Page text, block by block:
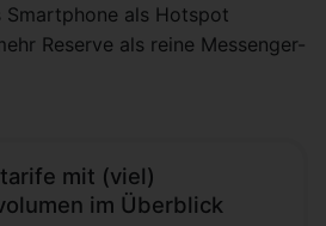
als Hotspot
Reserve als reine Messenger-
mit (viel)
im Überblick